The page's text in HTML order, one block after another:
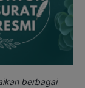
berbagai